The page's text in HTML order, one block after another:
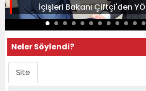
İçişleri Bakanı Çiftçi'den
Neler Söylendi?
Site